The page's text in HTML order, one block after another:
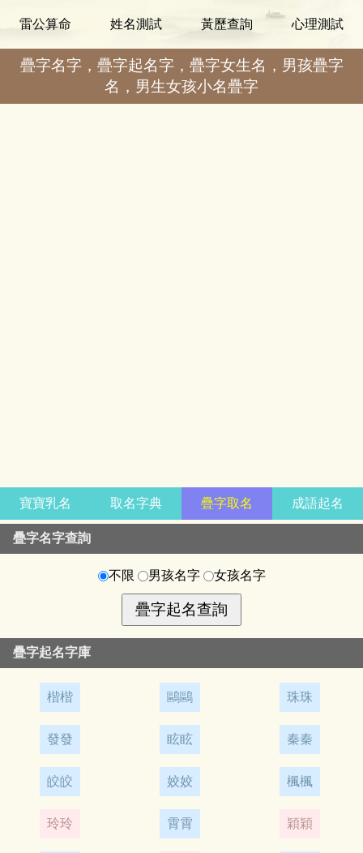
雷公算命 姓名測試 黃歷查詢 心理測試
疊字名字，疊字起名字，疊字女生名，男孩疊字
名，男生女孩小名疊字
寶寶乳名 取名字典 疊字取名 成語起名
疊字名字查詢
不限 男孩名字 女孩名字
疊字起名字庫
楷楷 鷗鷗 珠珠
發發 眩眩 秦秦
皎皎 姣姣 楓楓
玲玲 霄霄 穎穎